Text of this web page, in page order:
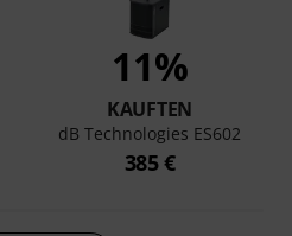
11%
KAUFTEN
dB Technologies ES602
385 €